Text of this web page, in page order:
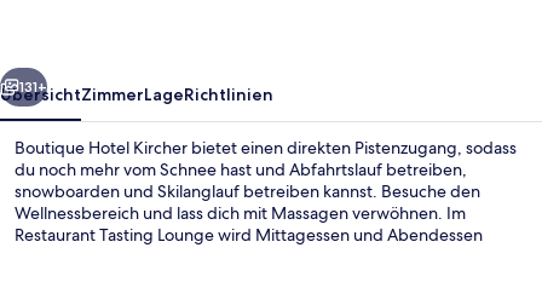
Weiter
131+
ÜbersichtZimmerLageRichtlinien
Boutique Hotel Kircher bietet einen direkten Pistenzugang, sodass
du noch mehr vom Schnee hast und Abfahrtslauf betreiben,
snowboarden und Skilanglauf betreiben kannst. Besuche den
Wellnessbereich und lass dich mit Massagen verwöhnen. Im
Restaurant Tasting Lounge wird Mittagessen und Abendessen